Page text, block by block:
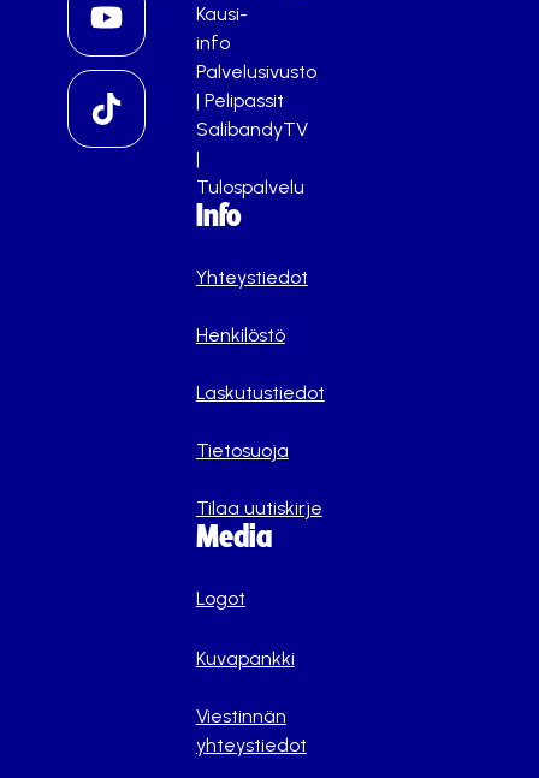
Kausi-
info
Palvelusivusto
| Pelipassit
SalibandyTV
|
Tulospalvelu
Info
Yhteystiedot
Henkilöstö
Laskutustiedot
Tietosuoja
Tilaa uutiskirje
Media
Logot
Kuvapankki
Viestinnän
yhteystiedot